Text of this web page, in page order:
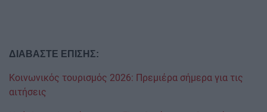
ΔΙΑΒΑΣΤΕ ΕΠΙΣΗΣ:
Κοινωνικός τουρισμός 2026: Πρεμιέρα σήμερα για τις
αιτήσεις